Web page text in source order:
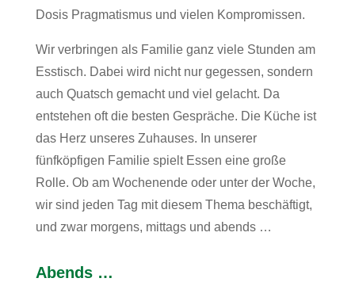
Dosis Pragmatismus und vielen Kompromissen.
Wir verbringen als Familie ganz viele Stunden am
Esstisch. Dabei wird nicht nur gegessen, sondern
auch Quatsch gemacht und viel gelacht. Da
entstehen oft die besten Gespräche. Die Küche ist
das Herz unseres Zuhauses. In unserer
fünfköpfigen Familie spielt Essen eine große
Rolle. Ob am Wochenende oder unter der Woche,
wir sind jeden Tag mit diesem Thema beschäftigt,
und zwar morgens, mittags und abends …
Abends …